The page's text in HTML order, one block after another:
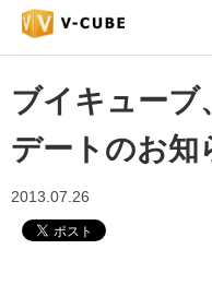
ブイキューブ
デートのお知
2013.07.26